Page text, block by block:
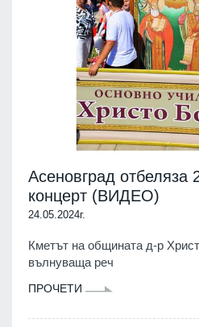
Асеновград отбеляза
концерт (ВИДЕО)
24.05.2024г.
Кметът на общината д-р
вълнуваща реч
ПРОЧЕТИ